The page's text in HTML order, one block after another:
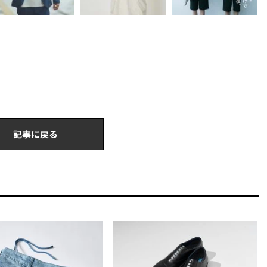
記事に戻る